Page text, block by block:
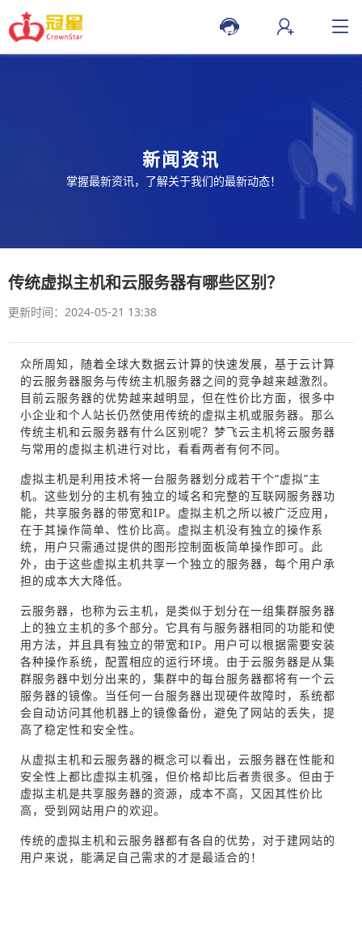
新闻资讯
掌握最新资讯，了解关于我们的最新动态！
传统虚拟主机和云服务器有哪些区别？
更新时间：2024-05-21 13:38
众所周知，随着全球大数据云计算的快速发展，基于云计算
的云服务器服务与传统主机服务器之间的竞争越来越激烈。
目前云服务器的优势越来越明显，但在性价比方面，很多中
小企业和个人站长仍然使用传统的虚拟主机或服务器。那么
传统主机和云服务器有什么区别呢？梦飞云主机将云服务器
与常用的虚拟主机进行对比，看看两者有何不同。
虚拟主机是利用技术将一台服务器划分成若干个“虚拟”主
机。这些划分的主机有独立的域名和完整的互联网服务器功
能，共享服务器的带宽和IP。虚拟主机之所以被广泛应用，
在于其操作简单、性价比高。虚拟主机没有独立的操作系
统，用户只需通过提供的图形控制面板简单操作即可。此
外，由于这些虚拟主机共享一个独立的服务器，每个用户承
担的成本大大降低。
云服务器，也称为云主机，是类似于划分在一组集群服务器
上的独立主机的多个部分。它具有与服务器相同的功能和使
用方法，并且具有独立的带宽和IP。用户可以根据需要安装
各种操作系统，配置相应的运行环境。由于云服务器是从集
群服务器中划分出来的，集群中的每台服务器都将有一个云
服务器的镜像。当任何一台服务器出现硬件故障时，系统都
会自动访问其他机器上的镜像备份，避免了网站的丢失，提
高了稳定性和安全性。
从虚拟主机和云服务器的概念可以看出，云服务器在性能和
安全性上都比虚拟主机强，但价格却比后者贵很多。但由于
虚拟主机是共享服务器的资源，成本不高，又因其性价比
高，受到网站用户的欢迎。
传统的虚拟主机和云服务器都有各自的优势，对于建网站的
用户来说，能满足自己需求的才是最适合的！